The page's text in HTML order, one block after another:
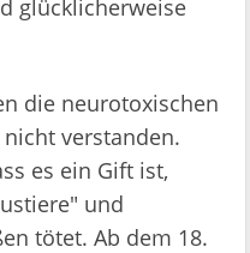
glücklicherweise
die neurotoxischen
verstanden.
es ein Gift ist,
und
tötet. Ab dem 18.